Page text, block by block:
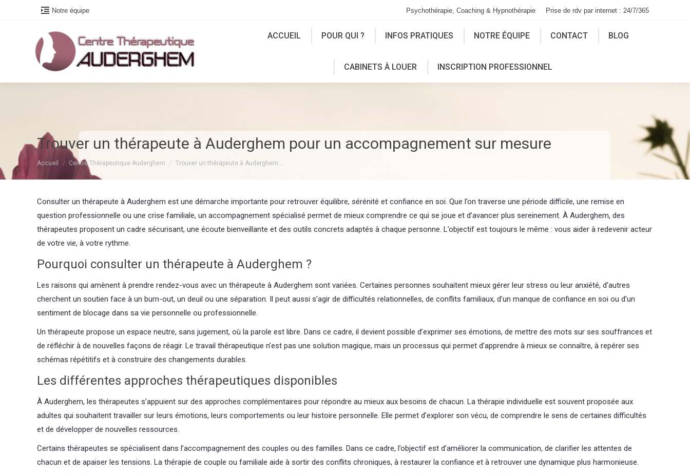
Notre équipe Psychothérapie, Coaching & Hypnothérapie Prise de rdv par internet : 24/7/365
ACCUEIL POUR QUI ? INFOS PRATIQUES NOTRE ÉQUIPE CONTACT BLOG
CABINETS À LOUER INSCRIPTION PROFESSIONNEL
Trouver un thérapeute à Auderghem pour un accompagnement sur mesure
Vous êtes ici :
Accueil Centre Thérapeutique Auderghem Trouver un thérapeute à Auderghem…
Consulter un thérapeute à Auderghem est une démarche importante pour retrouver équilibre, sérénité et confiance en soi. Que l’on traverse une période difficile, une remise en
question professionnelle ou une crise familiale, un accompagnement spécialisé permet de mieux comprendre ce qui se joue et d’avancer plus sereinement. À Auderghem, des
thérapeutes proposent un cadre sécurisant, une écoute bienveillante et des outils concrets adaptés à chaque personne. L’objectif est toujours le même : vous aider à redevenir acteur
de votre vie, à votre rythme.
Pourquoi consulter un thérapeute à Auderghem ?
Les raisons qui amènent à prendre rendez-vous avec un thérapeute à Auderghem sont variées. Certaines personnes souhaitent mieux gérer leur stress ou leur anxiété, d’autres
cherchent un soutien face à un burn-out, un deuil ou une séparation. Il peut aussi s’agir de difficultés relationnelles, de conflits familiaux, d’un manque de confiance en soi ou d’un
sentiment de blocage dans sa vie personnelle ou professionnelle.
Un thérapeute propose un espace neutre, sans jugement, où la parole est libre. Dans ce cadre, il devient possible d’exprimer ses émotions, de mettre des mots sur ses souffrances et
de réfléchir à de nouvelles façons de réagir. Le travail thérapeutique n’est pas une solution magique, mais un processus qui permet d’apprendre à mieux se connaître, à repérer ses
schémas répétitifs et à construire des changements durables.
Les différentes approches thérapeutiques disponibles
À Auderghem, les thérapeutes s’appuient sur des approches complémentaires pour répondre au mieux aux besoins de chacun. La thérapie individuelle est souvent proposée aux
adultes qui souhaitent travailler sur leurs émotions, leurs comportements ou leur histoire personnelle. Elle permet d’explorer son vécu, de comprendre le sens de certaines difficultés
et de développer de nouvelles ressources.
Certains thérapeutes se spécialisent dans l’accompagnement des couples ou des familles. Dans ce cadre, l’objectif est d’améliorer la communication, de clarifier les attentes de
chacun et de apaiser les tensions. La thérapie de couple ou familiale aide à sortir des conflits chroniques, à restaurer la confiance et à retrouver une dynamique plus harmonieuse.